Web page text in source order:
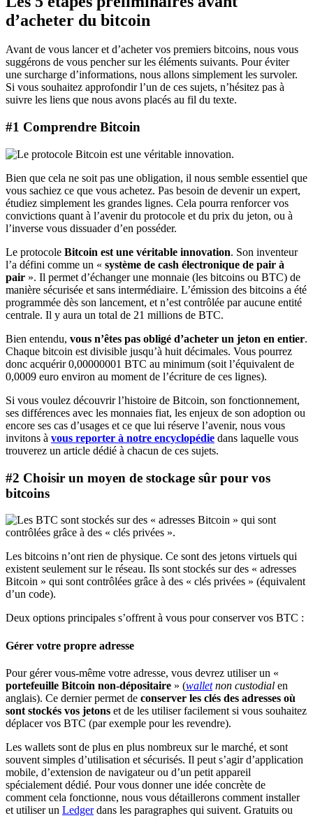
d’acheter du bitcoin
Avant de vous lancer et d’acheter vos premiers bitcoins, nous vous
suggérons de vous pencher sur les éléments suivants. Pour éviter
une surcharge d’informations, nous allons simplement les survoler.
Si vous souhaitez approfondir l’un de ces sujets, n’hésitez pas à
suivre les liens que nous avons placés au fil du texte.
#1 Comprendre Bitcoin
Bien que cela ne soit pas une obligation, il nous semble essentiel que
vous sachiez ce que vous achetez. Pas besoin de devenir un expert,
étudiez simplement les grandes lignes. Cela pourra renforcer vos
convictions quant à l’avenir du protocole et du prix du jeton, ou à
l’inverse vous dissuader d’en posséder.
Le protocole Bitcoin est une véritable innovation. Son inventeur
l’a défini comme un « système de cash électronique de pair à
pair ». Il permet d’échanger une monnaie (les bitcoins ou BTC) de
manière sécurisée et sans intermédiaire. L’émission des bitcoins a été
programmée dès son lancement, et n’est contrôlée par aucune entité
centrale. Il y aura un total de 21 millions de BTC.
Bien entendu, vous n’êtes pas obligé d’acheter un jeton en entier.
Chaque bitcoin est divisible jusqu’à huit décimales. Vous pourrez
donc acquérir 0,00000001 BTC au minimum (soit l’équivalent de
0,0009 euro environ au moment de l’écriture de ces lignes).
Si vous voulez découvrir l’histoire de Bitcoin, son fonctionnement,
ses différences avec les monnaies fiat, les enjeux de son adoption ou
encore ses cas d’usages et ce que lui réserve l’avenir, nous vous
invitons à vous reporter à notre encyclopédie dans laquelle vous
trouverez un article dédié à chacun de ces sujets.
#2 Choisir un moyen de stockage sûr pour vos
bitcoins
Les bitcoins n’ont rien de physique. Ce sont des jetons virtuels qui
existent seulement sur le réseau. Ils sont stockés sur des « adresses
Bitcoin » qui sont contrôlées grâce à des « clés privées » (équivalent
d’un code).
Deux options principales s’offrent à vous pour conserver vos BTC :
Gérer votre propre adresse
Pour gérer vous-même votre adresse, vous devrez utiliser un «
portefeuille Bitcoin non-dépositaire » (walletnon custodial en
anglais). Ce dernier permet de conserver les clés des adresses où
sont stockés vos jetons et de les utiliser facilement si vous souhaitez
déplacer vos BTC (par exemple pour les revendre).
Les wallets sont de plus en plus nombreux sur le marché, et sont
souvent simples d’utilisation et sécurisés. Il peut s’agir d’application
mobile, d’extension de navigateur ou d’un petit appareil
spécialement dédié. Pour vous donner une idée concrète de
comment cela fonctionne, nous vous détaillerons comment installer
et utiliser un Ledgerdans les paragraphes qui suivent. Gratuits ou